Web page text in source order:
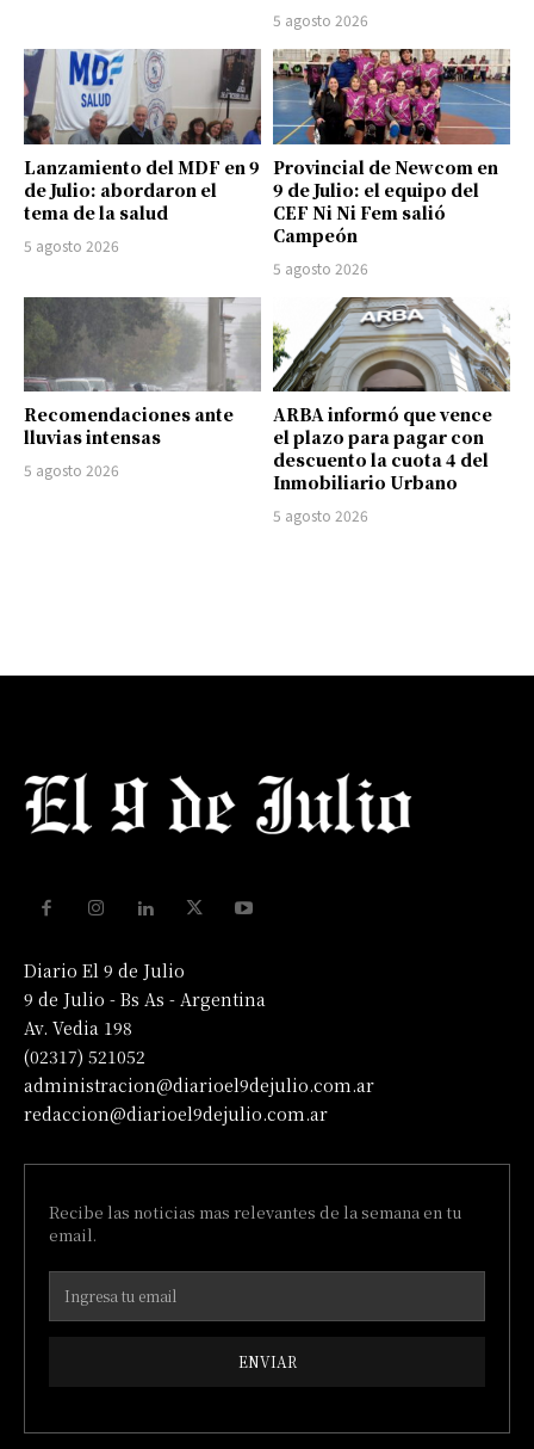
5 agosto 2026
Lanzamiento del MDF en 9
de Julio: abordaron el
tema de la salud
5 agosto 2026
Provincial de Newcom en
9 de Julio: el equipo del
CEF Ni Ni Fem salió
Campeón
5 agosto 2026
Recomendaciones ante
lluvias intensas
5 agosto 2026
ARBA informó que vence
el plazo para pagar con
descuento la cuota 4 del
Inmobiliario Urbano
5 agosto 2026
Diario El 9 de Julio
9 de Julio - Bs As - Argentina
Av. Vedia 198
(02317) 521052
administracion@diarioel9dejulio.com.ar
redaccion@diarioel9dejulio.com.ar
Recibe las noticias mas relevantes de la semana en tu
email.
ENVIAR